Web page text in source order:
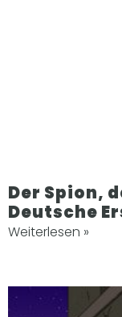
Der Spion,
Deutsche
Weiterlesen »